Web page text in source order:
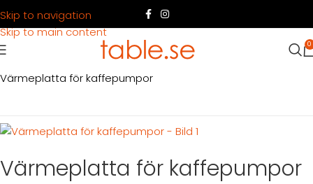
Skip to navigation
Skip to main content
0
Servering Servering kaffe
Värmeplatta för kaffepumpor
Värmeplatta för kaffepumpor